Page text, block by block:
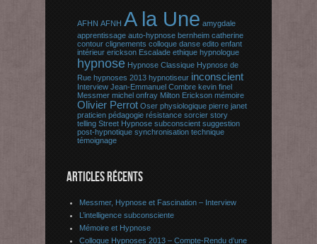
AFHN AFNH A la Une amygdale
apprentissage auto-hypnose bernheim catherine
contour clignements colloque danse edito enfant
intérieur erickson Escalade ethique hypnologue
hypnose Hypnose Classique Hypnose de
Rue hypnoses 2013 hypnotiseur inconscient
Interview Jean-Emmanuel Combre kevin finel
Messmer michel onfray Milton Erickson mémoire
Olivier Perrot Oser physiologique pierre janet
praticien pédagogie résistance sorcier story
telling Street Hypnose subconscient suggestion
post-hypnotique synchronisation technique
témoignage
ARTICLES RÉCENTS
Messmer, Hypnose et Fascination – Interview
L’intelligence subconsciente
Mémoire et Hypnose
Colloque Hypnoses 2013 – Compte-Rendu d’une